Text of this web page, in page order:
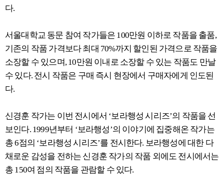
다.
서울대학교 동문 참여 작가들은 100만원 이하로 작품을 출품,
기존의 작품 가격보다 최대 70%까지 할인된 가격으로 작품을
소장할 수 있으며, 10만원 이내로 소장할 수 있는 작품도 만날
수 있다. 전시 작품은 구매 즉시 현장에서 구매자에게 인도된
다.
신경훈 작가는 이번 전시에서 ‘보라행성 시리즈’의 작품을 선
보인다. 1999년부터 ‘보라행성’의 이야기에 집중해온 작가는
총 6점의 ‘보라행성 시리즈’를 전시한다. 보라행성에 대한 다
채로운 감성을 전하는 신경훈 작가의 작품 외에도 전시에서는
총 150여 점의 작품을 관람할 수 있다.